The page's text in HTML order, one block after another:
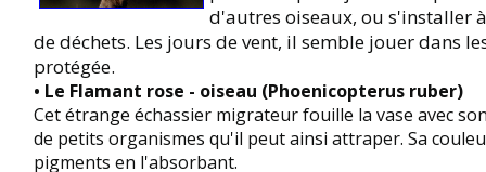
d'autres oiseaux, ou s'installer
de déchets. Les jours de vent, il semble jouer dans
protégée.
• Le Flamant rose - oiseau (Phoenicopterus ruber)
Cet étrange échassier migrateur fouille la vase avec
de petits organismes qu'il peut ainsi attraper. Sa
pigments en l'absorbant.